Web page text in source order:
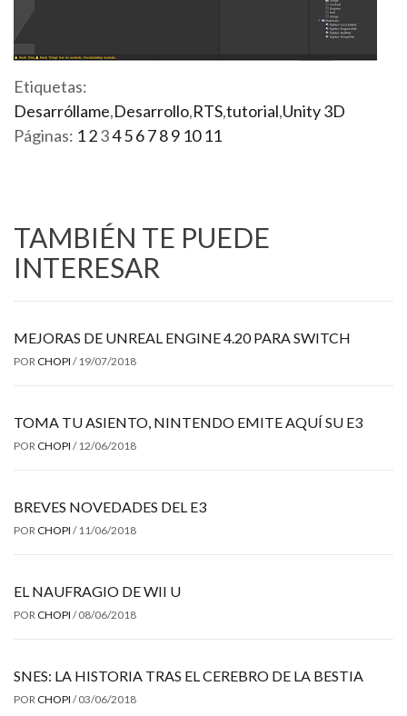
Etiquetas:
Desarróllame,Desarrollo,RTS,tutorial,Unity 3D
Páginas: 123456789 10 11
TAMBIÉN TE PUEDE
INTERESAR
MEJORAS DE UNREAL ENGINE 4.20 PARA SWITCH
POR CHOPI / 19/07/2018
TOMA TU ASIENTO, NINTENDO EMITE AQUÍ SU E3
POR CHOPI / 12/06/2018
BREVES NOVEDADES DEL E3
POR CHOPI / 11/06/2018
EL NAUFRAGIO DE WII U
POR CHOPI / 08/06/2018
SNES: LA HISTORIA TRAS EL CEREBRO DE LA BESTIA
POR CHOPI / 03/06/2018